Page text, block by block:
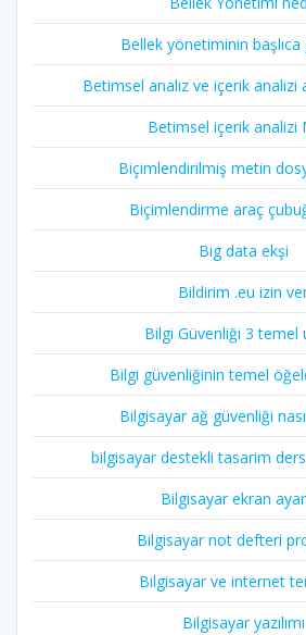
Bellek yönetiminin
Betimsel analiz ve içerik analizi
Betimsel içerik analizi
Biçimlendirilmiş metin
Biçimlendirme araç
Big data ekşi
Bildirim .eu izin
Bilgi Güvenliği 3 temel
Bilgi güvenliğinin temel
Bilgisayar ağ güvenliği
bilgisayar destekli tasarim
Bilgisayar ekran
Bilgisayar not defteri
Bilgisayar ve internet
Bilgisayar yazılımı